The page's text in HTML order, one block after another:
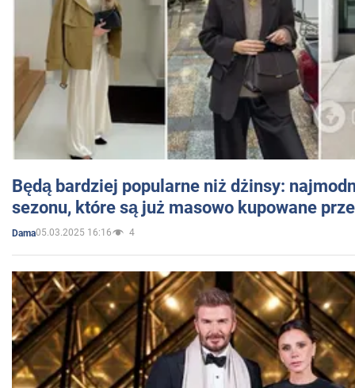
Będą bardziej popularne niż dżinsy:
sezonu, które są już masowo kupowane
Dama05.03.2025 16:16 4